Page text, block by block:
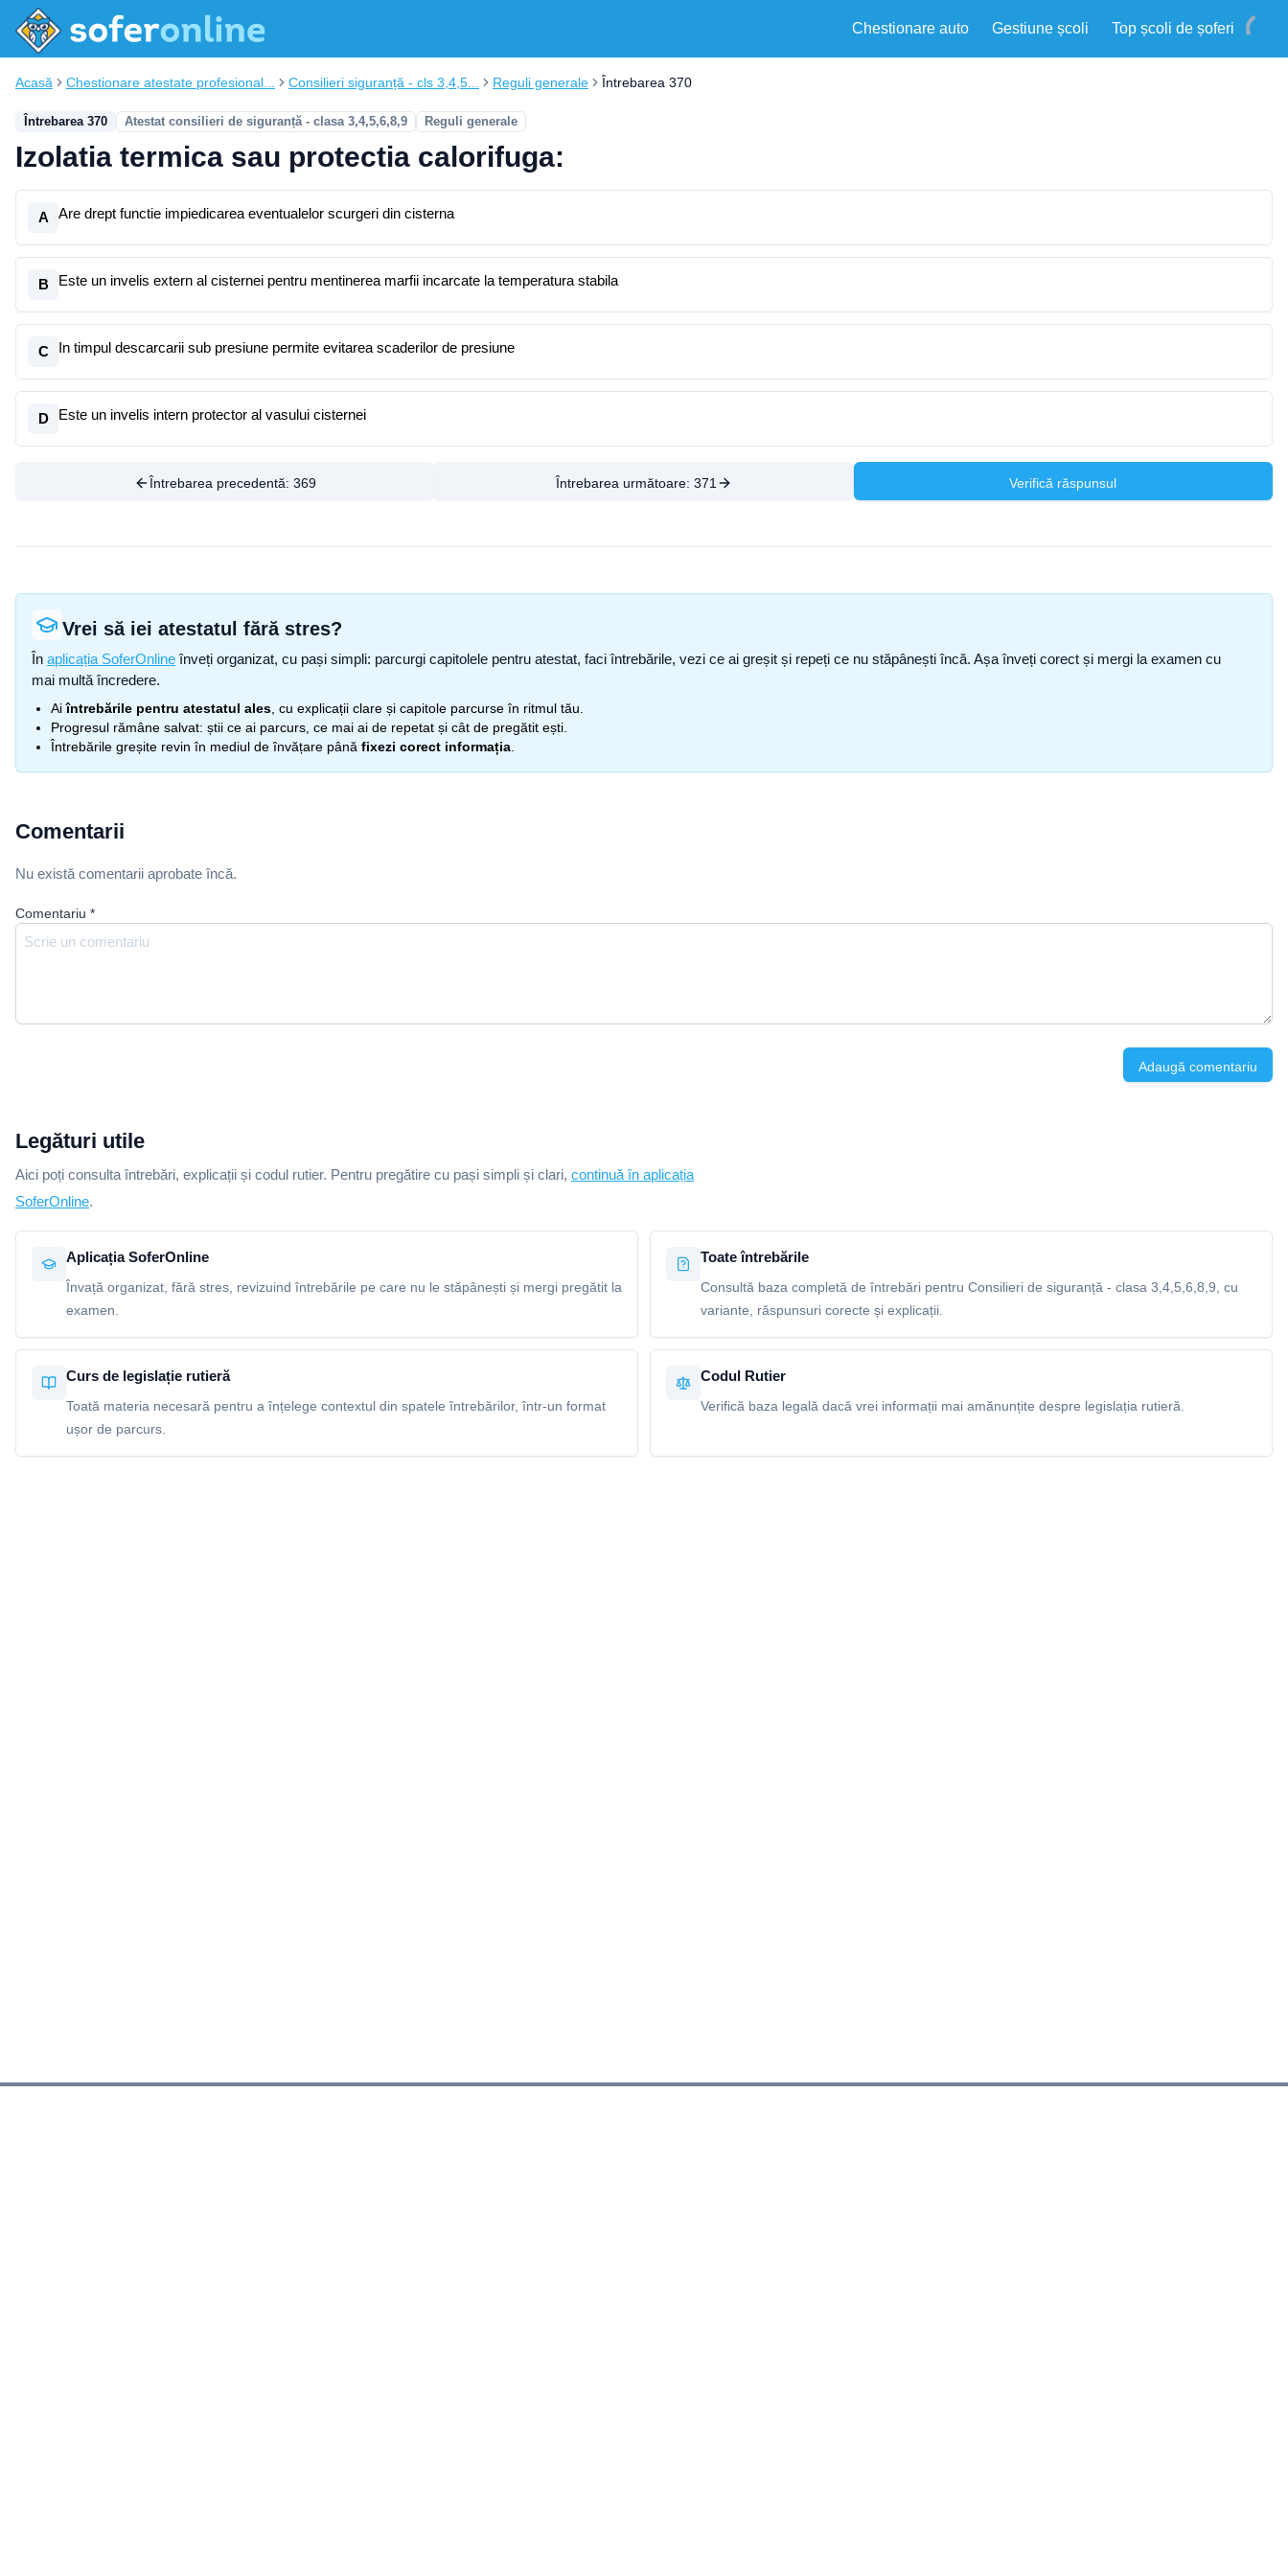
Chestionare auto Gestiune școli Top școli de șoferi
Acasă Chestionare atestate profesional... Consilieri siguranță - cls 3,4,5... Reguli generale Întrebarea 370
Întrebarea 370 Atestat consilieri de siguranță - clasa 3,4,5,6,8,9 Reguli generale
Izolatia termica sau protectia calorifuga:
A Are drept functie impiedicarea eventualelor scurgeri din cisterna
B Este un invelis extern al cisternei pentru mentinerea marfii incarcate la temperatura stabila
C In timpul descarcarii sub presiune permite evitarea scaderilor de presiune
D Este un invelis intern protector al vasului cisternei
Întrebarea precedentă: 369 Întrebarea următoare: 371 Verifică răspunsul
Vrei să iei atestatul fără stres?
În aplicația SoferOnline înveți organizat, cu pași simpli: parcurgi capitolele pentru atestat, faci întrebările, vezi ce ai greșit și repeți ce nu stăpânești încă. Așa înveți corect și mergi la examen cu
mai multă încredere.
Aiîntrebările pentru atestatul ales , cu explicații clare și capitole parcurse în ritmul tău.
Progresul rămâne salvat: știi ce ai parcurs, ce mai ai de repetat și cât de pregătit ești.
Întrebările greșite revin în mediul de învățare până fixezi corect informația
Comentarii
Nu există comentarii aprobate încă.
Comentariu *
Adaugă comentariu
Legături utile
Aici poți consulta întrebări, explicații și codul rutier. Pentru pregătire cu pași simpli și clari, continuă în aplicația
SoferOnline.
Aplicația SoferOnline
Învață organizat, fără stres, revizuind întrebările pe care nu le stăpânești și mergi pregătit la
examen.
Toate întrebările
Consultă baza completă de întrebări pentru Consilieri de siguranță - clasa 3,4,5,6,8,9, cu
variante, răspunsuri corecte și explicații.
Curs de legislație rutieră
Toată materia necesară pentru a înțelege contextul din spatele întrebărilor, într-un format
ușor de parcurs.
Codul Rutier
Verifică baza legală dacă vrei informații mai amănunțite despre legislația rutieră.